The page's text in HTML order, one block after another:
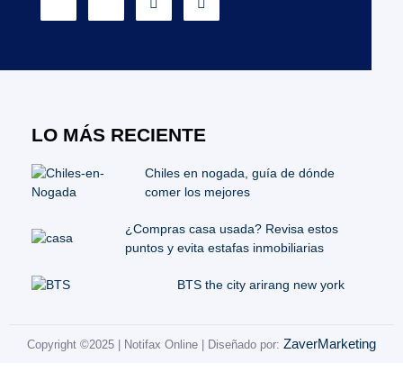
LO MÁS RECIENTE
Chiles en nogada, guía de dónde
comer los mejores
¿Compras casa usada? Revisa estos
puntos y evita estafas inmobiliarias
BTS the city arirang new york
Copyright ©2025 | Notifax Online | Diseñado por: ZaverMarketing